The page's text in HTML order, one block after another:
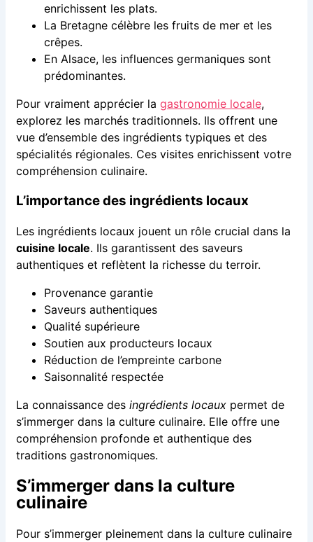
enrichissent les plats.
La Bretagne célèbre les fruits de mer et les
crêpes.
En Alsace, les influences germaniques sont
prédominantes.
Pour vraiment apprécier la gastronomie locale,
explorez les marchés traditionnels. Ils offrent une
vue d’ensemble des ingrédients typiques et des
spécialités régionales. Ces visites enrichissent votre
compréhension culinaire.
L’importance des ingrédients locaux
Les ingrédients locaux jouent un rôle crucial dans la
cuisine locale. Ils garantissent des saveurs
authentiques et reflètent la richesse du terroir.
Provenance garantie
Saveurs authentiques
Qualité supérieure
Soutien aux producteurs locaux
Réduction de l’empreinte carbone
Saisonnalité respectée
La connaissance des ingrédients locauxpermet de
s’immerger dans la culture culinaire. Elle offre une
compréhension profonde et authentique des
traditions gastronomiques.
S’immerger dans la culture
culinaire
Pour s’immerger pleinement dans la culture culinaire